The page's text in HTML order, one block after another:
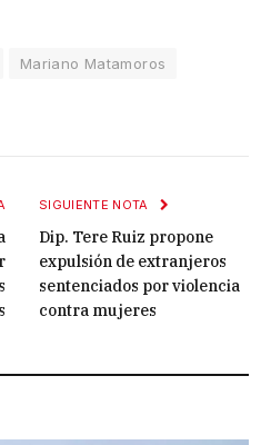
Mariano Matamoros
SIGUIENTE NOTA
Dip. Tere Ruiz propone
expulsión de extranjeros
sentenciados por violencia
contra mujeres